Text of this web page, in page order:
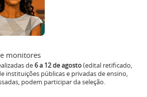
monitores
de6 a 12 de agosto(edital retificado,
instituições públicas e privadas de ensino,
podem participar da seleção.